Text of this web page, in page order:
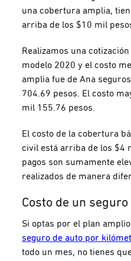
una cobertura amplia,
arriba de los $10 mil
Realizamos una
modelo 2020 y el costo
amplia fue de Ana
704.69 pesos. El costo
mil 155.76 pesos.
El costo de la cobertura
civil está arriba de los $4
pagos son sumamente
realizados de manera
Costo de un
Si optas por el plan
seguro de auto por
todo un mes, no tienes